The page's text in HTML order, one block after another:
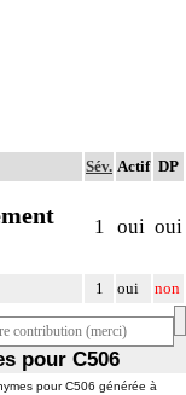
Sév. Actif DP
1 oui oui
1 oui non
pour C506
pour C506 générée à